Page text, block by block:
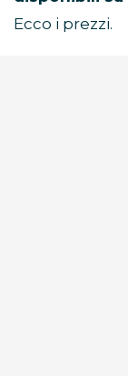
Ecco i prezzi.